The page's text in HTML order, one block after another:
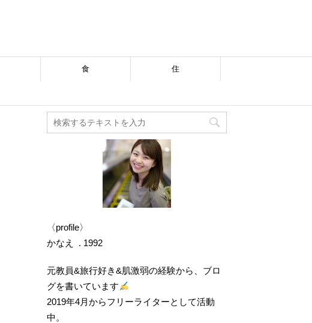
食 住
〈profile〉
かなえ . 1992
元教員&旅行好き&肌激弱の経験から、ブロ
グを書いています
2019年4月からフリーライターとして活動
中。